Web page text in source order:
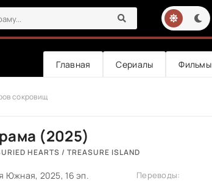
Главная Сериалы Фильмы
сокровищ
(2025)
HEARTS / TREASURE ISLAND
Южная, 2025, 16 эп. Переводы: